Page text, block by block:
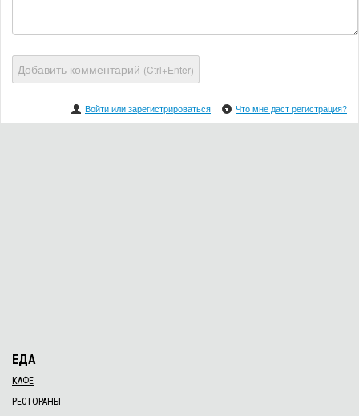
Добавить комментарий (Ctrl+Enter)
Войти или зарегистрироваться Что мне даст регистрация?
ЕДА
КАФЕ
РЕСТОРАНЫ